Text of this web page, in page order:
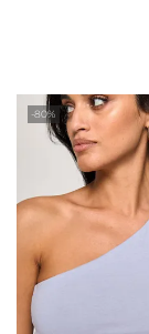
-80%